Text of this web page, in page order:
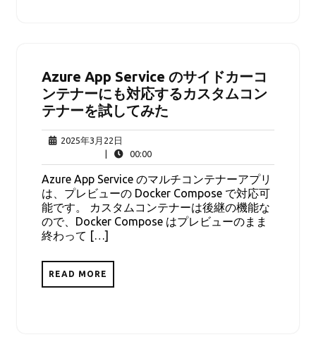
Azure App Service のサイドカーコ
ンテナーにも対応するカスタムコン
テナーを試してみた
2025年3月22日
年
3
月
22
日
00:0000:00
Azure App Service のマルチコンテナーアプリ
は、プレビューの Docker Compose で対応可
能です。 カスタムコンテナーは後継の機能な
ので、Docker Compose はプレビューのまま
終わって […]
READ MORE